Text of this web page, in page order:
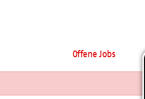
Offene Jobs